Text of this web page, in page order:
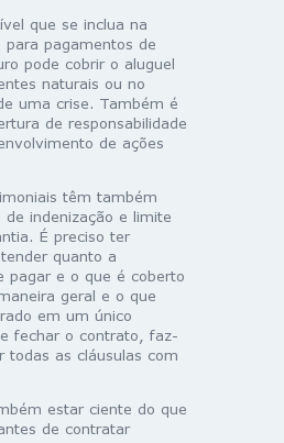
que se inclua na
para pagamentos de
pode cobrir o aluguel
naturais ou no
uma crise. Também é
de responsabilidade
de ações
têm também
indenização e limite
É preciso ter
quanto a
pagar e o que é coberto
geral e o que
em um único
fechar o contrato, faz-
todas as cláusulas com
estar ciente do que
de contratar